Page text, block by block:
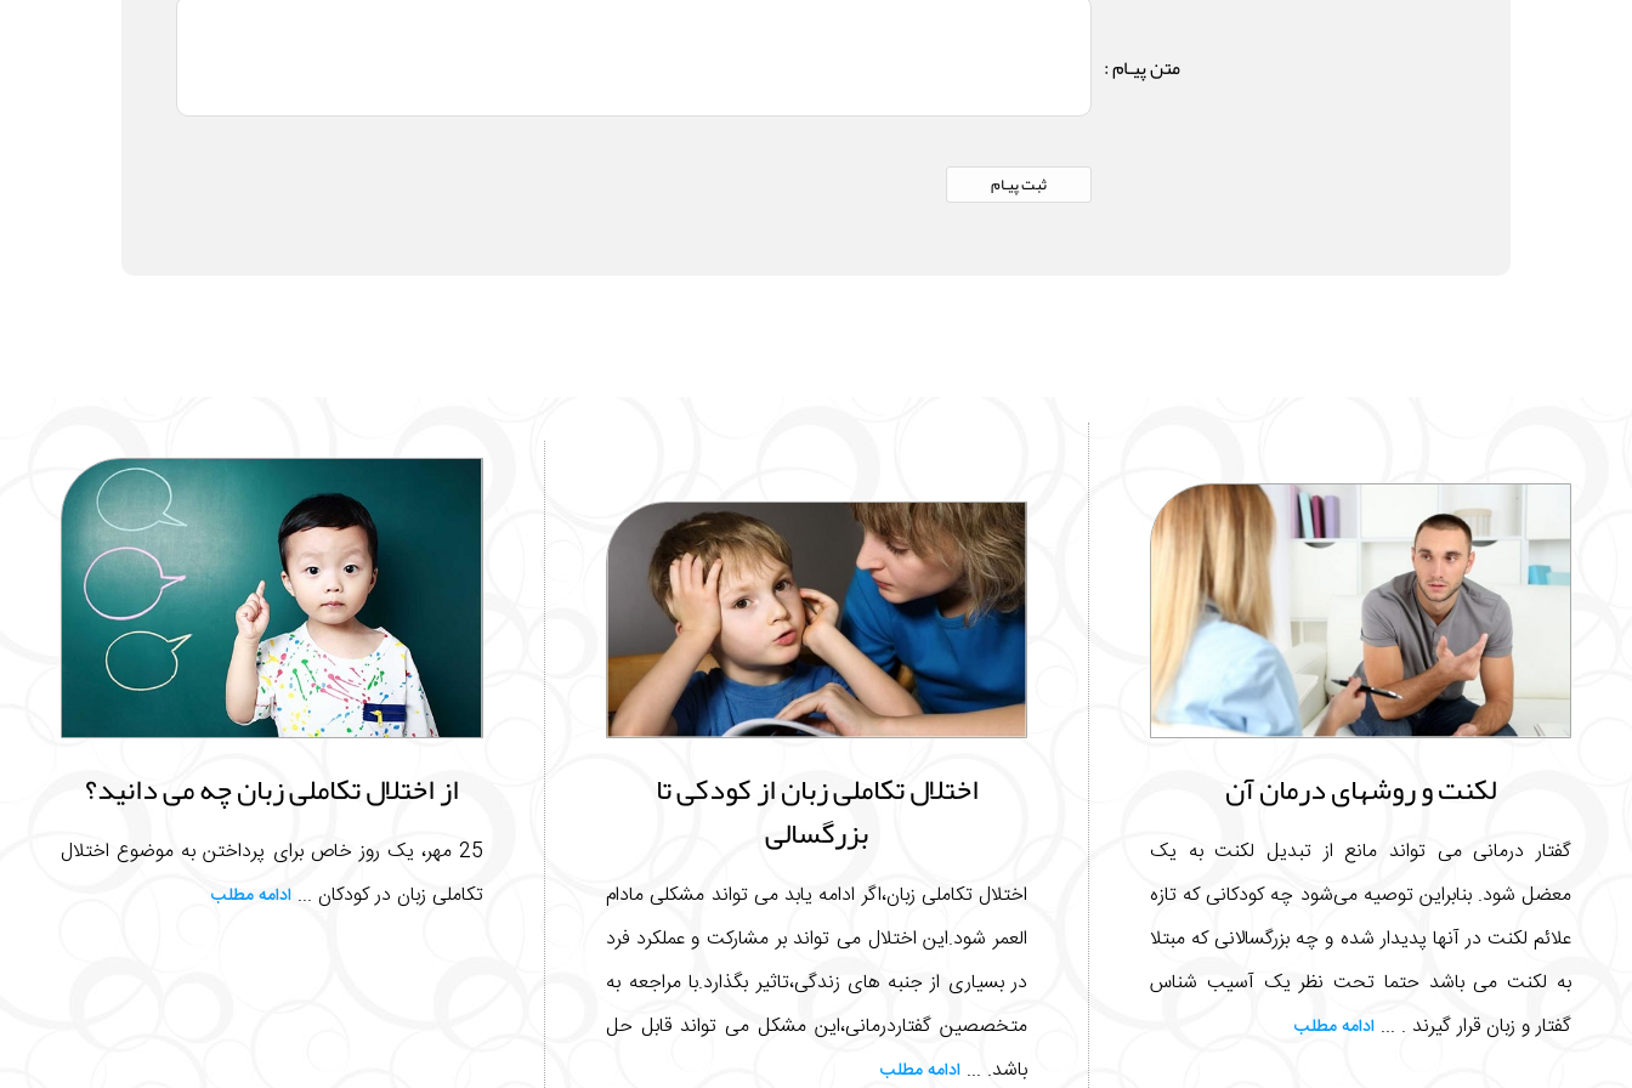
متن پیـام :
لکنت و روشهای درمان آن
گفتار درمانی می تواند مانع از تبدیل لکنت به یک
معضل شود. بنابراین توصیه می‌شود چه کودکانی که تازه
علائم لکنت در آنها پدیدار شده و چه بزرگسالانی که مبتلا
به لکنت می باشد حتما تحت نظر یک آسیب شناس
گفتار و زبان قرار گیرند . ... ادامه مطلب
اختلال تکاملی زبان از کودکی تا
بزرگسالی
اختلال تکاملی زبان،اگر ادامه یابد می تواند مشکلی مادام
العمر شود.این اختلال می تواند بر مشارکت و عملکرد فرد
در بسیاری از جنبه های زندگی،تاثیر بگذارد.با مراجعه به
متخصصین گفتاردرمانی،این مشکل می تواند قابل حل
باشد. ... ادامه مطلب
از اختلال تکاملی زبان چه می دانید؟
25 مهر، یک روز خاص برای پرداختن به موضوع اختلال
تکاملی زبان در کودکان ... ادامه مطلب